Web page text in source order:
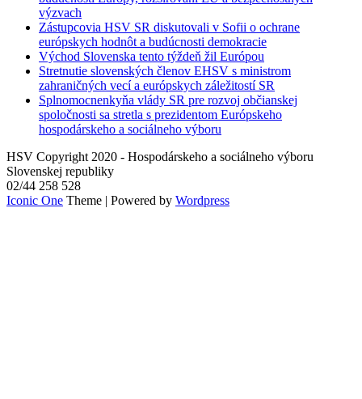
výzvach
Zástupcovia HSV SR diskutovali v Sofii o ochrane
európskych hodnôt a budúcnosti demokracie
Východ Slovenska tento týždeň žil Európou
Stretnutie slovenských členov EHSV s ministrom
zahraničných vecí a európskych záležitostí SR
Splnomocnenkyňa vlády SR pre rozvoj občianskej
spoločnosti sa stretla s prezidentom Európskeho
hospodárskeho a sociálneho výboru
HSV Copyright 2020 - Hospodárskeho a sociálneho výboru
Slovenskej republiky
02/44 258 528
Iconic One Theme | Powered by Wordpress